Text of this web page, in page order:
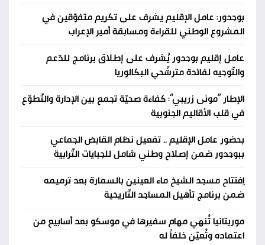
بوجدور: عامل الإقليم يشرف على تكريم متفوّقين في
المشروع الوطني للقراءة ومسابقة أمير الإعراب
عامل إقليم بوجدور يُشرف على إطلاق برنامج للدّعم
والتّوجيه لفائدة مترشّحي البكالوريا
الإطار “مونى زريبي”: كفاءة صحيّة تجمع بين الإدارة والتّطوّع
في قلب الأقاليم الجنوبية
بحضور عامل الإقليم .. تفعيل نظام القابض الجماعي
ببوجدور ضمن إصلاح وطني شامل للجبايات التّرابية
اِفتتاح مسجد الشيخ ماء العينين بالسمارة بعد ترميمه
ضمن برنامج تأهيل المساجد التّاريخية
موريتانيا تُنهي مهام سفيرها في موسكو بعد أسابيع من
اعتماده وتُعيّن خلفاً له